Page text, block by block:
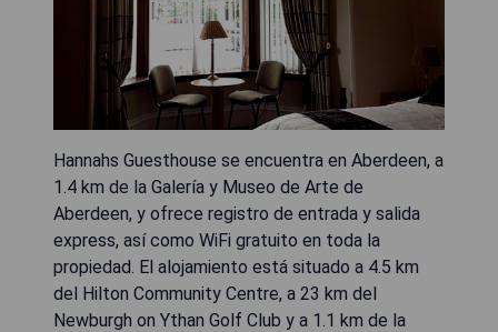
Hannahs Guesthouse se encuentra en Aberdeen, a
1.4 km de la Galería y Museo de Arte de
Aberdeen, y ofrece registro de entrada y salida
express, así como WiFi gratuito en toda la
propiedad. El alojamiento está situado a 4.5 km
del Hilton Community Centre, a 23 km del
Newburgh on Ythan Golf Club y a 1.1 km de la